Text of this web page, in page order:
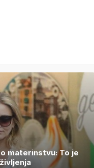
materinstvu: To je